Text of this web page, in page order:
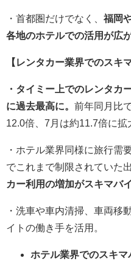
・首都圏だけでなく、 福岡
各地のホテルでの活用が広
【レンタカー業界でのスキ
・タイミー上でのレンタカ
に過去最高に。 前年同月比
12.0倍、7月は約11.7倍に拡
・ホテル業界同様に旅行需
でこれまで制限されていた
カー利用の増加がスキマバ
・洗車や車内清掃、車両移
イトの働き手を活用。
ホテル業界でのスキ